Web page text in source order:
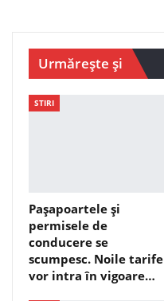
Urmărește și
STIRI
Pașapoartele și
permisele de
conducere se
scumpesc. Noile tarife
vor intra în vigoare…